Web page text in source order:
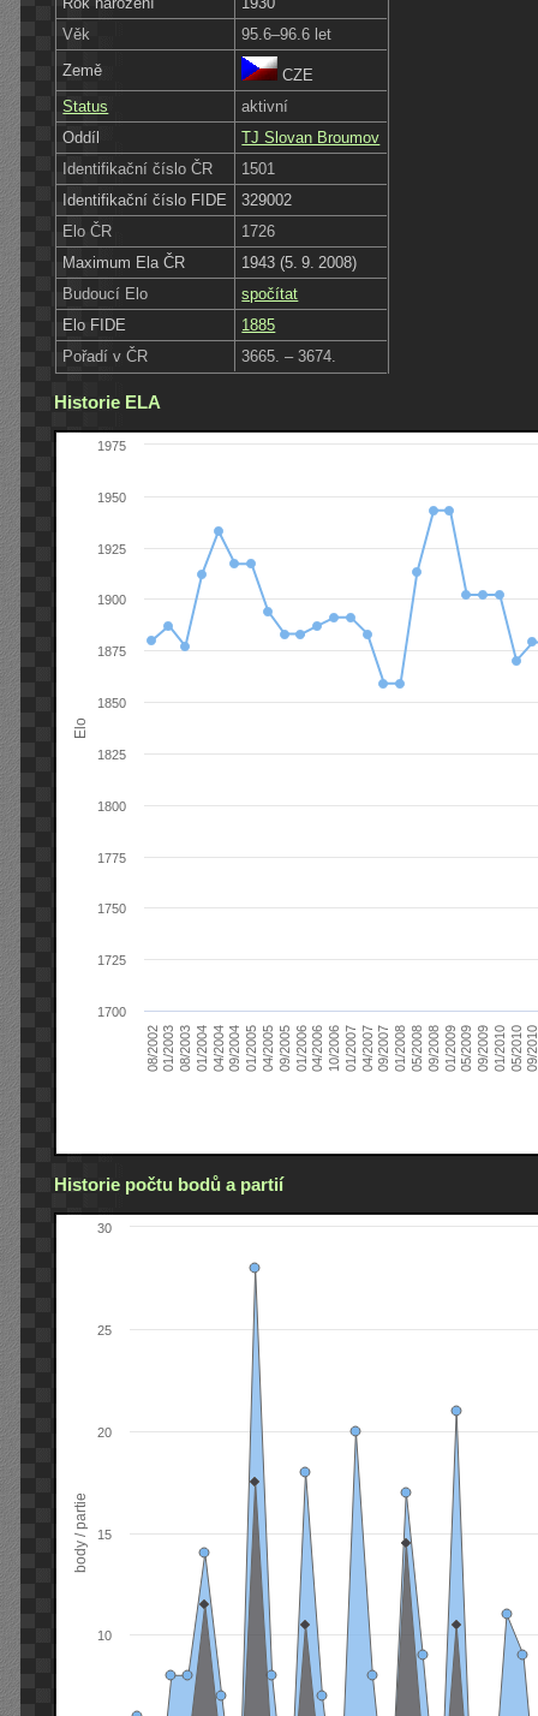
Věk
95.6–96.6 let
Země
CZE
Status
aktivní
Oddíl
TJ Slovan Broumov
Identifikační číslo ČR
1501
Identifikační číslo FIDE
329002
Elo ČR
1726
Maximum Ela ČR
1943 (5. 9. 2008)
Budoucí Elo
spočítat
Elo FIDE
1885
Pořadí v ČR
3665. – 3674.
Historie ELA
Elo
08/200201/200308/200301/200404/200409/200401/200504/200509/200501/200604/200610/200601/200704/200709/200701/200805/200809/200801/200905/200909/200901/201005/201009/
1700
1725
1750
1775
1800
1825
1850
1875
1900
1925
1950
1975
Historie počtu bodů a partií
body / partie
10
15
20
25
30